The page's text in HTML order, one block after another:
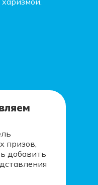
призов,
добавить